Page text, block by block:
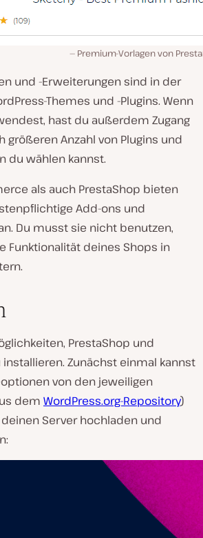
Premium-Vorlagen von
und -Erweiterungen sind in der
Themes und -Plugins. Wenn
hast du außerdem Zugang
größeren Anzahl von Plugins und
du wählen kannst.
als auch PrestaShop bieten
Add-ons und
Du musst sie nicht benutzen,
Funktionalität deines Shops in
PrestaShop und
Zunächst einmal kannst
von den jeweiligen
dem WordPress.org-Repository)
Server hochladen und